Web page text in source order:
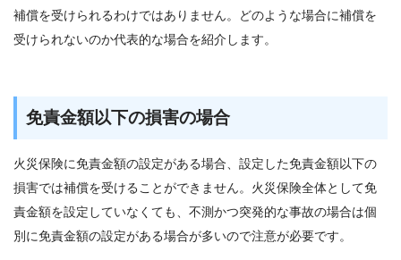
補償を受けられるわけではありません。どのような場合に補償を
受けられないのか代表的な場合を紹介します。
免責金額以下の損害の場合
火災保険に免責金額の設定がある場合、設定した免責金額以下の
損害では補償を受けることができません。火災保険全体として免
責金額を設定していなくても、不測かつ突発的な事故の場合は個
別に免責金額の設定がある場合が多いので注意が必要です。